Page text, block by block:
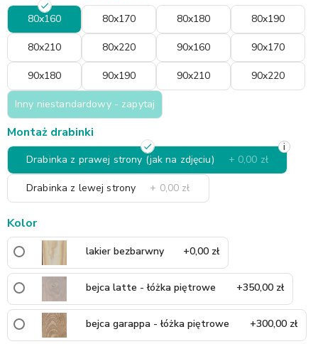
80x160 80x170 80x180 80x190
80x210 80x220 90x160 90x170
90x180 90x190 90x210 90x220
Inny niestandardowy - zapytaj
Montaż drabinki
i
Drabinka z prawej strony (jak na zdjęciu)
+ 0,00 zł
Drabinka z lewej strony + 0,00 zł
Kolor
lakier bezbarwny +0,00 zł
bejca latte - łóżka piętrowe +350,00 zł
bejca garappa - łóżka piętrowe +300,00 zł